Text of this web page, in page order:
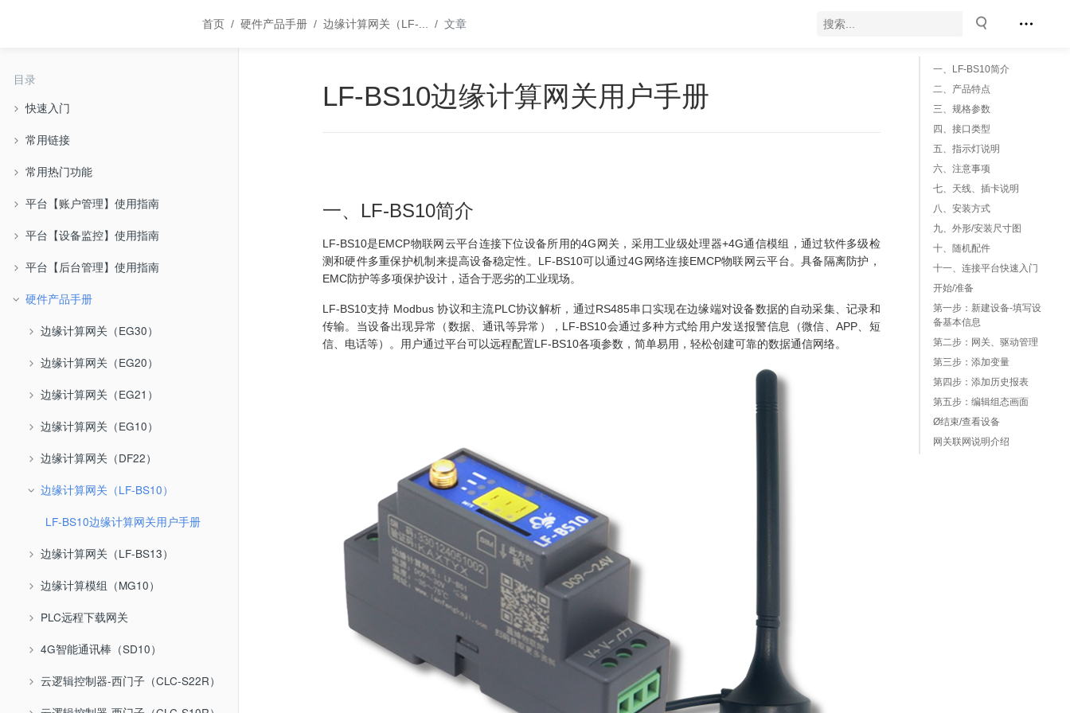
首页 硬件产品手册 边缘计算网关（LF- 文章
目录
快速入门
常用链接
常用热门功能
平台【账户管理】使用指南
平台【设备监控】使用指南
平台【后台管理】使用指南
硬件产品手册
边缘计算网关（EG30）
边缘计算网关（EG20）
边缘计算网关（EG21）
边缘计算网关（EG10）
边缘计算网关（DF22）
边缘计算网关（LF-BS10）
LF-BS10边缘计算网关用户手册
边缘计算网关（LF-BS13）
边缘计算模组（MG10）
PLC远程下载网关
4G智能通讯棒（SD10）
云逻辑控制器-西门子（CLC-S22R）
LF-BS10边缘计算网关用户手册
一、LF-BS10简介
LF-BS10是EMCP物联网云平台连接下位设备所用的4G网关，采用工业级处理器+4G通信模组，通过软件多级检
测和硬件多重保护机制来提高设备稳定性。LF-BS10可以通过4G网络连接EMCP物联网云平台。具备隔离防护，
EMC防护等多项保护设计，适合于恶劣的工业现场。
LF-BS10支持 Modbus 协议和主流PLC协议解析，通过RS485串口实现在边缘端对设备数据的自动采集、记录和
传输。当设备出现异常（数据、通讯等异常），LF-BS10会通过多种方式给用户发送报警信息（微信、APP、短
信、电话等）。用户通过平台可以远程配置LF-BS10各项参数，简单易用，轻松创建可靠的数据通信网络。
一、LF-BS10简介
二、产品特点
三、规格参数
四、接口类型
五、指示灯说明
六、注意事项
七、天线、插卡说明
八、安装方式
九、外形/安装尺寸图
十、随机配件
十一、连接平台快速入门
开始/准备
第一步：新建设备-填写设
备基本信息
第二步：网关、驱动管理
第三步：添加变量
第四步：添加历史报表
第五步：编辑组态画面
Ø结束/查看设备
网关联网说明介绍